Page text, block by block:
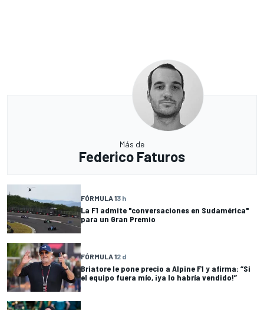
Más de
Federico Faturos
FÓRMULA 13 h
La F1 admite "conversaciones en Sudamérica"
para un Gran Premio
FÓRMULA 12 d
Briatore le pone precio a Alpine F1 y afirma: “Si
el equipo fuera mío, ¡ya lo habría vendido!”